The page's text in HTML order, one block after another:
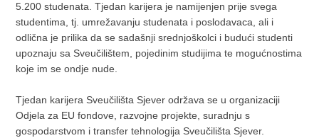
5.200 studenata. Tjedan karijera je namijenjen prije svega
studentima, tj. umrežavanju studenata i poslodavaca, ali i
odlična je prilika da se sadašnji srednjoškolci i budući studenti
upoznaju sa Sveučilištem, pojedinim studijima te mogućnostima
koje im se ondje nude.
Tjedan karijera Sveučilišta Sjever održava se u organizaciji
Odjela za EU fondove, razvojne projekte, suradnju s
gospodarstvom i transfer tehnologija Sveučilišta Sjever.